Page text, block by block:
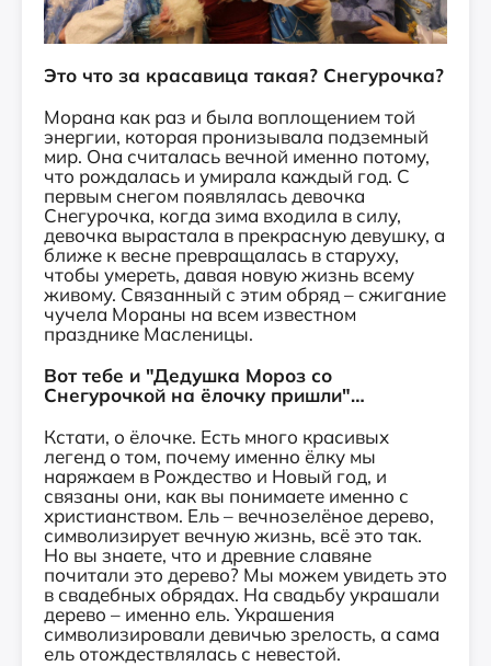
Это что за красавица такая? Снегурочка?
Морана как раз и была воплощением той
энергии, которая пронизывала подземный
мир. Она считалась вечной именно потому,
что рождалась и умирала каждый год. С
первым снегом появлялась девочка
Снегурочка, когда зима входила в силу,
девочка вырастала в прекрасную девушку, а
ближе к весне превращалась в старуху,
чтобы умереть, давая новую жизнь всему
живому. Связанный с этим обряд – сжигание
чучела Мораны на всем известном
празднике Масленицы.
Вот тебе и "Дедушка Мороз со
Снегурочкой на ёлочку пришли"…
Кстати, о ёлочке. Есть много красивых
легенд о том, почему именно ёлку мы
наряжаем в Рождество и Новый год, и
связаны они, как вы понимаете именно с
христианством. Ель – вечнозелёное дерево,
символизирует вечную жизнь, всё это так.
Но вы знаете, что и древние славяне
почитали это дерево? Мы можем увидеть это
в свадебных обрядах. На свадьбу украшали
дерево – именно ель. Украшения
символизировали девичью зрелость, а сама
ель отождествлялась с невестой.